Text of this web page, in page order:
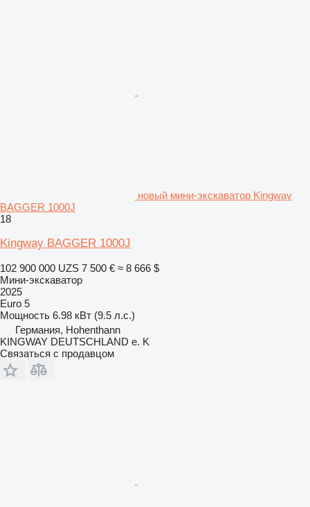
новый мини-экскаватор Kingway
BAGGER 1000J
18
Kingway BAGGER 1000J
102 900 000 UZS 7 500 € ≈ 8 666 $
Мини-экскаватор
2025
Euro 5
Мощность 6.98 кВт (9.5 л.с.)
Германия, Hohenthann
KINGWAY DEUTSCHLAND e. K
Связаться с продавцом